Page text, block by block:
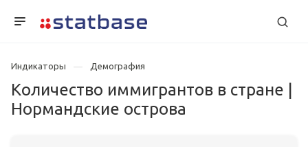
Индикаторы Демография
Количество иммигрантов в стране |
Нормандские острова